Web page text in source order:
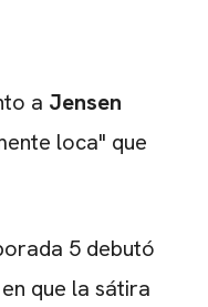
a Jensen
loca" que
5 debutó
que la sátira